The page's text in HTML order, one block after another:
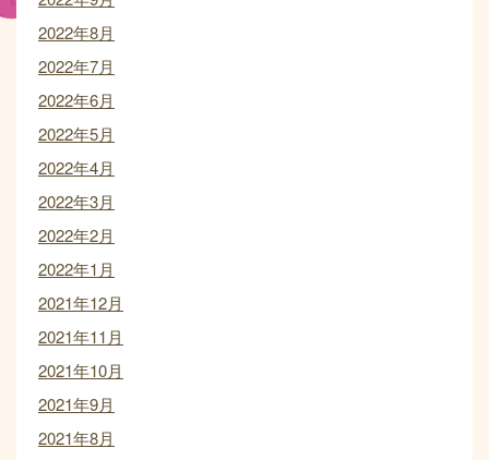
2022年8月
2022年7月
2022年6月
2022年5月
2022年4月
2022年3月
2022年2月
2022年1月
2021年12月
2021年11月
2021年10月
2021年9月
2021年8月